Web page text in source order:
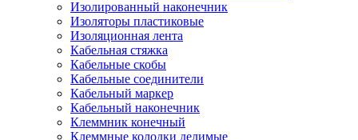
Изолированный наконечник
Изоляторы пластиковые
Изоляционная лента
Кабельная стяжка
Кабельные скобы
Кабельные соединители
Кабельный маркер
Кабельный наконечник
Клеммник конечный
Клеммные колодки делимые